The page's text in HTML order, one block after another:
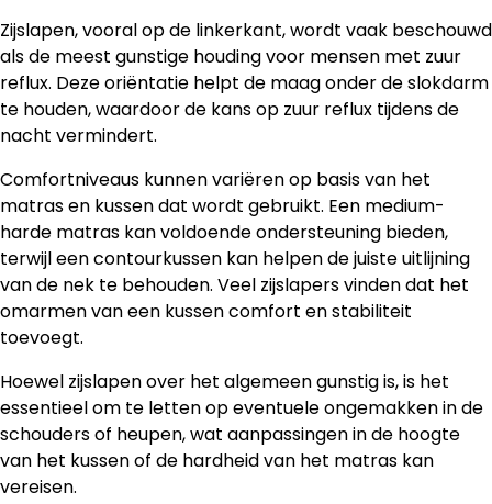
Zijslapen, vooral op de linkerkant, wordt vaak beschouwd
als de meest gunstige houding voor mensen met zuur
reflux. Deze oriëntatie helpt de maag onder de slokdarm
te houden, waardoor de kans op zuur reflux tijdens de
nacht vermindert.
Comfortniveaus kunnen variëren op basis van het
matras en kussen dat wordt gebruikt. Een medium-
harde matras kan voldoende ondersteuning bieden,
terwijl een contourkussen kan helpen de juiste uitlijning
van de nek te behouden. Veel zijslapers vinden dat het
omarmen van een kussen comfort en stabiliteit
toevoegt.
Hoewel zijslapen over het algemeen gunstig is, is het
essentieel om te letten op eventuele ongemakken in de
schouders of heupen, wat aanpassingen in de hoogte
van het kussen of de hardheid van het matras kan
vereisen.